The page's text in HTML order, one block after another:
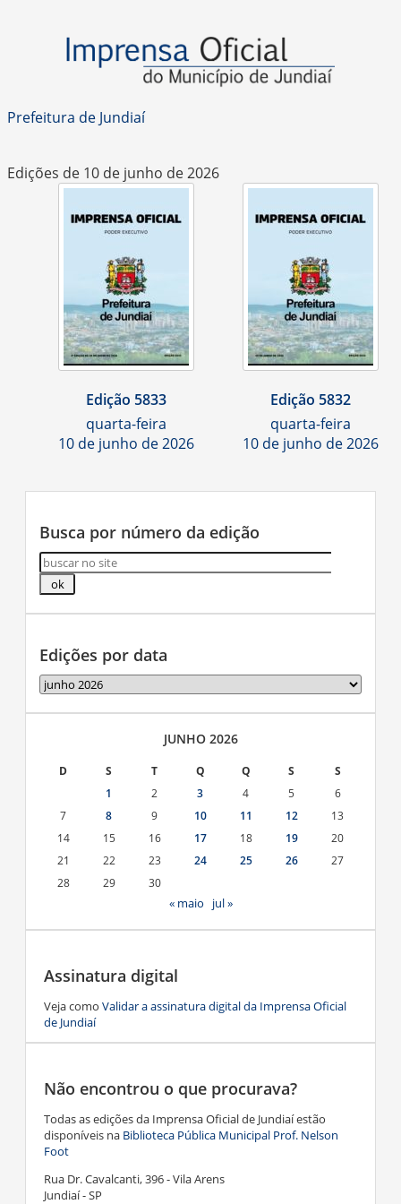
Prefeitura de Jundiaí
Edições de 10 de junho de 2026
Edição 5833
quarta-feira
10 de junho de 2026
Edição 5832
quarta-feira
10 de junho de 2026
Busca por número da edição
Edições por data
Edições
por
data
JUNHO 2026
D S T Q Q S
S
1
2 3 4 5
6
7
8 9 10 11 12
13
14
15 16 17 18 19
20
21
22 23 24 25 26
27
28
29 30
« maio jul »
Assinatura digital
Veja como Validar a assinatura digital da Imprensa Oficial
de Jundiaí
Não encontrou o que procurava?
Todas as edições da Imprensa Oficial de Jundiaí estão
disponíveis na Biblioteca Pública Municipal Prof. Nelson
Foot
Rua Dr. Cavalcanti, 396 - Vila Arens
Jundiaí - SP